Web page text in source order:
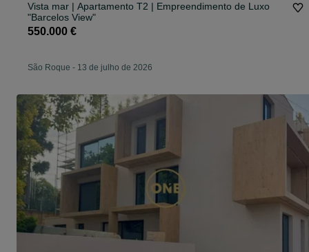
Vista mar | Apartamento T2 | Empreendimento de Luxo
"Barcelos View"
550.000 €
São Roque - 13 de julho de 2026